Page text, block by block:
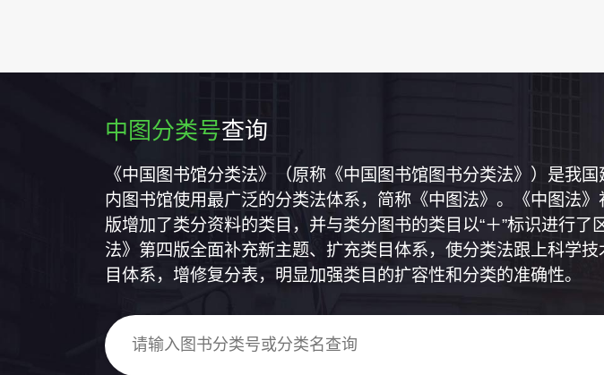
中图分类号查询
《中国图书馆分类法》（原称《中国图书馆图书分类法》）是我
内图书馆使用最广泛的分类法体系，简称《中图法》。《中图法
版增加了类分资料的类目，并与类分图书的类目以“＋”标识进行
法》第四版全面补充新主题、扩充类目体系，使分类法跟上科学
目体系，增修复分表，明显加强类目的扩容性和分类的准确性。